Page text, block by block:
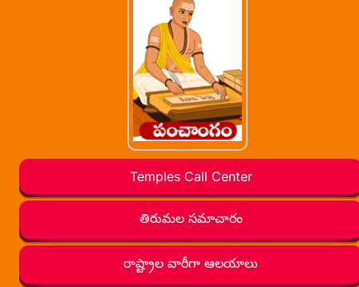
Temples Call Center
తిరుమల సమాచారం
రాష్ట్రాల వారీగా ఆలయాలు